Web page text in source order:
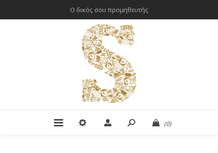
Ο δικός σου προμηθευτής
(0)